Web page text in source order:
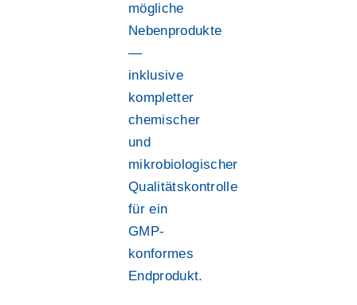
mögliche
Nebenprodukte
—
inklusive
kompletter
chemischer
und
mikrobiologischer
Qualitätskontrolle
für ein
GMP-
konformes
Endprodukt.